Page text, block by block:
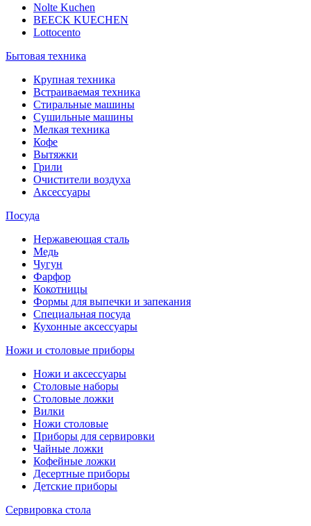
Nolte Kuchen
BEECK KUECHEN
Lottocento
Бытовая техника
Крупная техника
Встраиваемая техника
Стиральные машины
Сушильные машины
Мелкая техника
Кофе
Вытяжки
Грили
Очистители воздуха
Аксессуары
Посуда
Нержавеющая сталь
Медь
Чугун
Фарфор
Кокотницы
Формы для выпечки и запекания
Специальная посуда
Кухонные аксессуары
Ножи и столовые приборы
Ножи и аксессуары
Столовые наборы
Столовые ложки
Вилки
Ножи столовые
Приборы для сервировки
Чайные ложки
Кофейные ложки
Десертные приборы
Детские приборы
Сервировка стола